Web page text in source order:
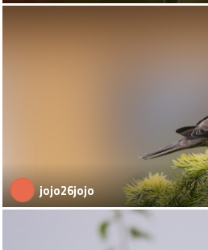
jojo26jojo